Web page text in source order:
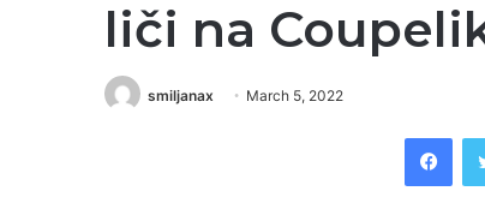
liči na
smiljanax March 5, 2022